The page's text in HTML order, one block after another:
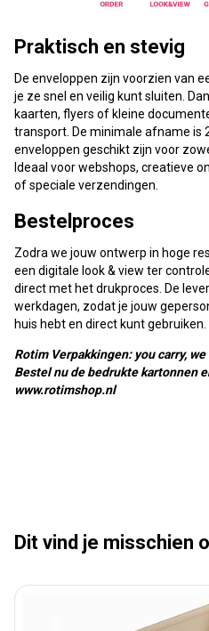
Praktisch en stevig
De enveloppen zijn voorzien van
je ze snel en veilig kunt sluiten.
kaarten, flyers of kleine
transport. De minimale afname is
enveloppen geschikt zijn voor
Ideaal voor webshops, creatieve
of speciale verzendingen.
Bestelproces
Zodra we jouw ontwerp in hoge
een digitale look & view ter
direct met het drukproces. De
werkdagen, zodat je jouw
huis hebt en direct kunt gebruiken.
Rotim Verpakkingen: you carry, we
Bestel nu de bedrukte kartonnen
www.rotimshop.nl
Dit vind je misschien